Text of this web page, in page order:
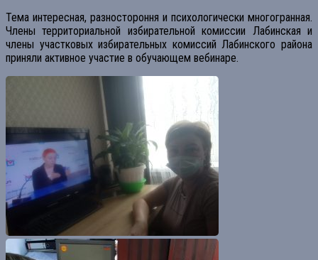
Тема интересная, разностороння и психологически многогранная.
Члены территориальной избирательной комиссии Лабинская и
члены участковых избирательных комиссий Лабинского района
приняли активное участие в обучающем вебинаре.